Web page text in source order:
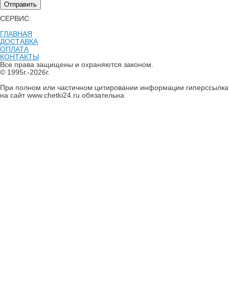
Отправить
СЕРВИС:
ГЛАВНАЯ
ДОСТАВКА
ОПЛАТА
КОНТАКТЫ
Все права защищены и охраняются законом.
© 1995г.-2026г.
При полном или частичном цитировании информации гиперссылка
на сайт www.chetki24.ru обязательна